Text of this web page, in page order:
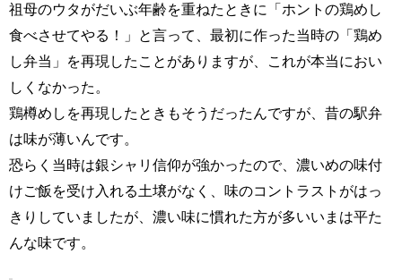
祖母のウタがだいぶ年齢を重ねたときに「ホントの鶏めし
食べさせてやる！」と言って、最初に作った当時の「鶏め
し弁当」を再現したことがありますが、これが本当におい
しくなかった。
鶏樽めしを再現したときもそうだったんですが、昔の駅弁
は味が薄いんです。
恐らく当時は銀シャリ信仰が強かったので、濃いめの味付
けご飯を受け入れる土壌がなく、味のコントラストがはっ
きりしていましたが、濃い味に慣れた方が多いいまは平た
んな味です。